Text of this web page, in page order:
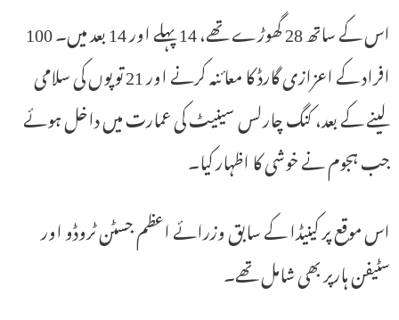
اس کے ساتھ 28 گھوڑے تھے، 14 پہلے اور 14 بعد میں۔ 100
افراد کے اعزازی گارڈ کا معائنہ کرنے اور 21 توپوں کی سلامی
لینے کے بعد، کنگ چارلس سینیٹ کی عمارت میں داخل ہوئے
جب ہجوم نے خوشی کا اظہار کیا۔
اس موقع پر کینیڈا کے سابق وزرائے اعظم جسٹن ٹروڈو اور
سٹیفن ہارپر بھی شامل تھے۔